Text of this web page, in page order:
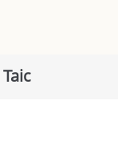
Taic